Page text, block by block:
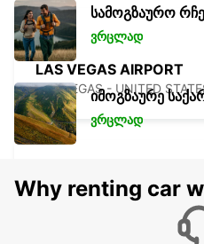
LAS VEGAS AIRPORT
LAS VEGAS - UNITED
SAN DIEGO AIRPORT
SAN DIEGO - UNITED
სამოგზაურო
ვრცლად
იმოგზაურე
ვრცლად
Why renting car